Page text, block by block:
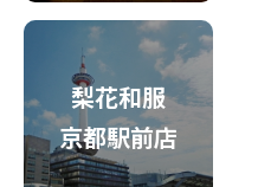
梨花和服
京都駅前店